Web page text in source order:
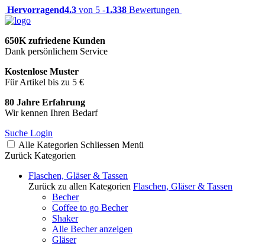
Hervorragend4.3 von 5 -1.338 Bewertungen
650K zufriedene Kunden
Dank persönlichem Service
Kostenlose Muster
Für Artikel bis zu 5 €
80 Jahre Erfahrung
Wir kennen Ihren Bedarf
Suche Login
Alle Kategorien Schliessen Menü
Zurück Kategorien
Flaschen, Gläser & Tassen
Zurück zu allen Kategorien Flaschen, Gläser & Tassen
Becher
Coffee to go Becher
Shaker
Alle Becher anzeigen
Gläser